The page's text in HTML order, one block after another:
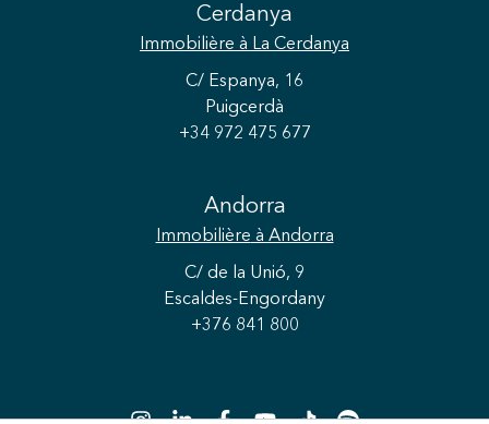
Cerdanya
Immobilière à La Cerdanya
C/ Espanya, 16
Puigcerdà
+34 972 475 677
Andorra
Immobilière à Andorra
C/ de la Unió, 9
Escaldes-Engordany
+376 841 800